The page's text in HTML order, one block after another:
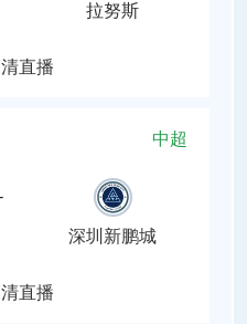
拉努斯
直播
中超
深圳新鹏城
直播